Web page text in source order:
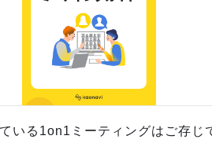
いる1on1ミーティングはご存じ